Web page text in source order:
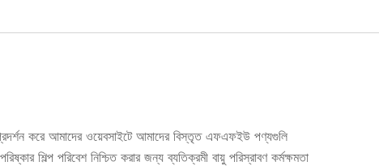
প্রদর্শন করে আমাদের ওয়েবসাইটে আমাদের বিস্তৃত এফএফইউ পণ্যগুলি
শিল্প পরিবেশ নিশ্চিত করার জন্য ব্যতিক্রমী বায়ু পরিস্রাবণ কর্মক্ষমতা